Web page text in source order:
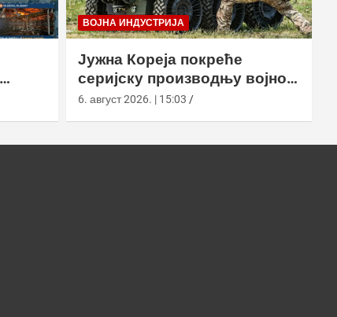
ВОЈНА ИНДУСТРИЈА
Јужна Кореја покреће
серијску производњу војног
робота Арион-СМЕТ
6. август 2026. | 15:03